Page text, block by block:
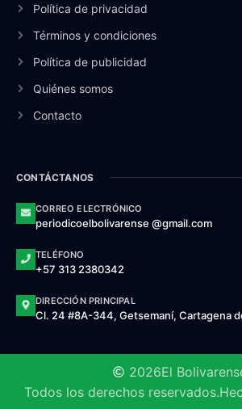
Política de privacidad
Términos y condiciones
Política de publicidad
Quiénes somos
Contacto
CONTÁCTANOS
CORREO ELECTRÓNICO
periodicoelbolivarense @gmail.com
TELÉFONO
+57 313 2380342
DIRECCIÓN PRINCIPAL
Cl. 24 #8A-344, Getsemaní, Cartagena
2026El
Todos los derechos reservados.